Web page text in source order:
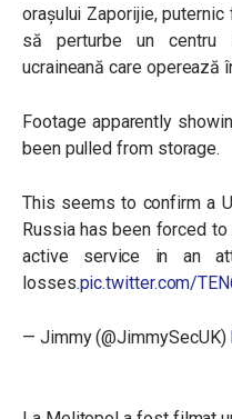
orașului Zaporijie,
să perturbe un centru
ucraineană care operează
Footage apparently
been pulled from storage.
This seems to confirm a
Russia has been forced
active service in an
losses.pic.twitter.com/
— Jimmy (@JimmySecUK)